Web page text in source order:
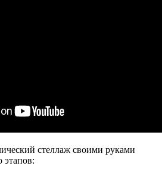
стеллаж своими руками
этапов: